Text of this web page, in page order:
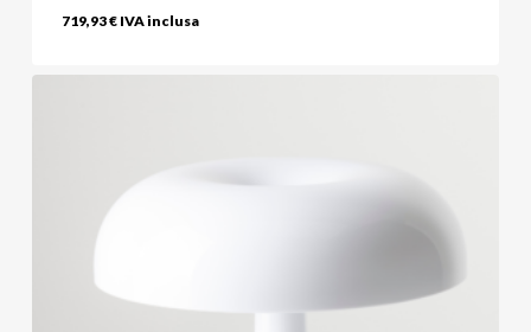
719,93€ IVA inclusa